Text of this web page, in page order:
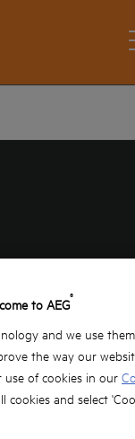
PISTOLE
to AEG®
and we use
the way our
of cookies in our
cookies and select